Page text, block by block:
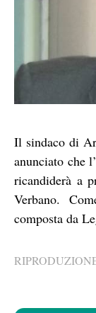
Il sindaco di
anunciato che
ricandiderà a
Verbano.
composta da